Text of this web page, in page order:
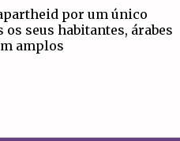
por um único
seus habitantes, árabes
amplos